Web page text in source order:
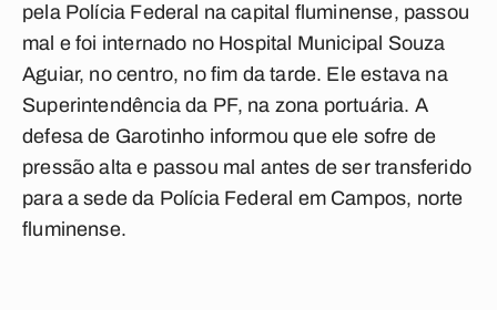
pela Polícia Federal na capital fluminense, passou
mal e foi internado no Hospital Municipal Souza
Aguiar, no centro, no fim da tarde. Ele estava na
Superintendência da PF, na zona portuária. A
defesa de Garotinho informou que ele sofre de
pressão alta e passou mal antes de ser transferido
para a sede da Polícia Federal em Campos, norte
fluminense.